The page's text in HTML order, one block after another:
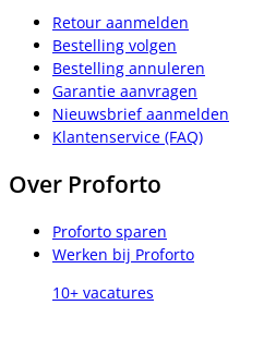
Retour aanmelden
Bestelling volgen
Bestelling annuleren
Garantie aanvragen
Nieuwsbrief aanmelden
Klantenservice (FAQ)
Over Proforto
Proforto sparen
Werken bij Proforto
10+ vacatures